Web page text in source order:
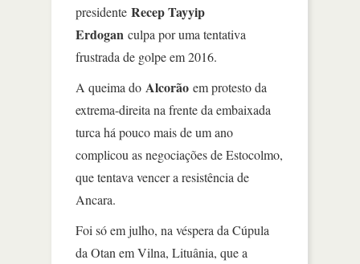
presidente Recep Tayyip
Erdogan culpa por uma tentativa
frustrada de golpe em 2016.
A queima do Alcorão em protesto da
extrema-direita na frente da embaixada
turca há pouco mais de um ano
complicou as negociações de Estocolmo,
que tentava vencer a resistência de
Ancara.
Foi só em julho, na véspera da Cúpula
da Otan em Vilna, Lituânia, que a